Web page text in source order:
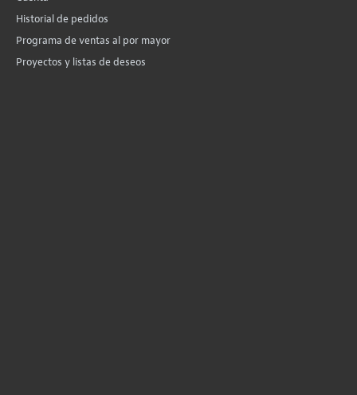
Historial de pedidos
Programa de ventas al por mayor
Proyectos y listas de deseos